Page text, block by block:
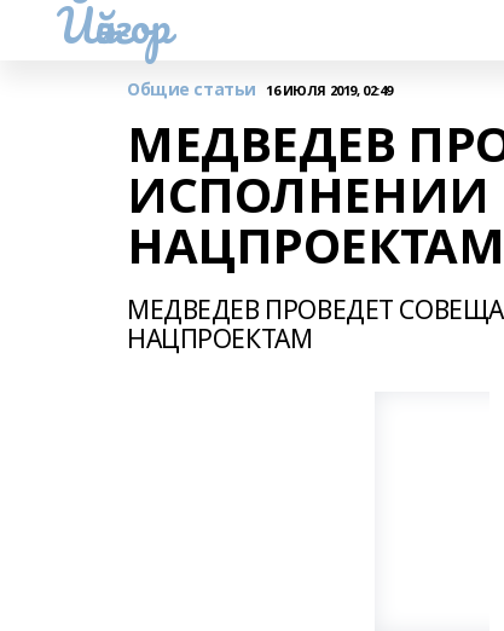
Йәйғор
Общие статьи 16 ИЮЛЯ 2019, 02:49
МЕДВЕДЕВ
НАЦПРОЕКТАМ
МЕДВЕДЕВ ПРОВЕДЕТ
НАЦПРОЕКТАМ